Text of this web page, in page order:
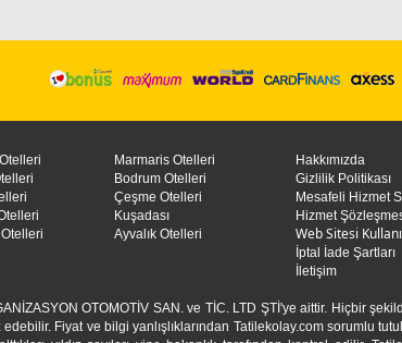
Marmaris Otelleri
Bodrum Otelleri
Çeşme Otelleri
Kuşadası
Ayvalık Otelleri
Hakkımızda
Gizlilik Politikası
Mesafeli Hizmet
Hizmet
Web Sitesi
İptal İade Şartları
İletişim
OTOMOTİV SAN. ve TİC. LTD ŞTİ'ye aittir. Hiçbir
Fiyat ve bilgi yanlışlıklarından Tatilekolay.com sorumlu